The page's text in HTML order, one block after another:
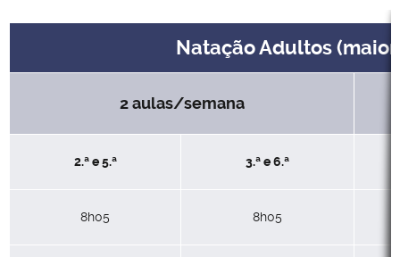
Natação Adultos
2 aulas/semana
2.ª e 5.ª 3.ª e 6.ª
8h05 8h05